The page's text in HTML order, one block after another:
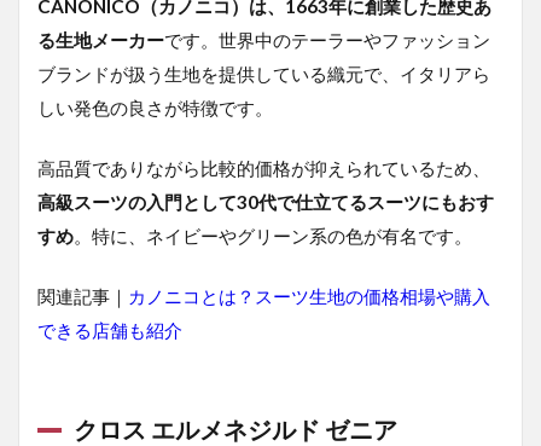
CANONICO（カノニコ）は、1663年に創業した歴史あ
る生地メーカーです。世界中のテーラーやファッション
ブランドが扱う生地を提供している織元で、イタリアら
しい発色の良さが特徴です。
高品質でありながら比較的価格が抑えられているため、
高級スーツの入門として30代で仕立てるスーツにもおす
すめ。特に、ネイビーやグリーン系の色が有名です。
関連記事｜ カノニコとは？スーツ生地の価格相場や購入
できる店舗も紹介
クロス エルメネジルド ゼニア